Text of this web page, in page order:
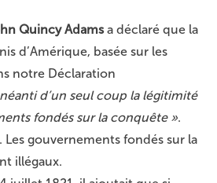
Quincy Adamsa déclaré que la
d’Amérique, basée sur les
notre Déclaration
d’un seul coup la légitimité
fondés sur la conquête ».
gouvernements fondés sur la
illégaux.